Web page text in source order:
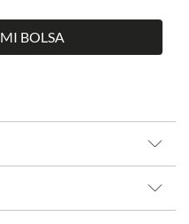
BOLSA